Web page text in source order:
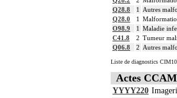
Q28.8
1
Autres
Q28.0
1
O98.9
1 Maladie
C41.8
2 Tumeur
Q06.8
2 Autres
Liste de diagnostics
Actes
YYYY220